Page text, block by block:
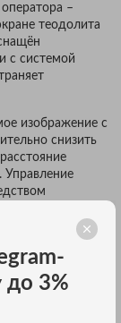
–
теодолита
с системой
изображение с
снизить
Управление
подсветкой
и удобен в
для работы с
до 3%